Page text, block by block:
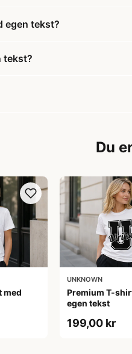
egen tekst?
tekst?
Du
med
UNKNOWN
Premium T-
egen tekst
199,00 kr